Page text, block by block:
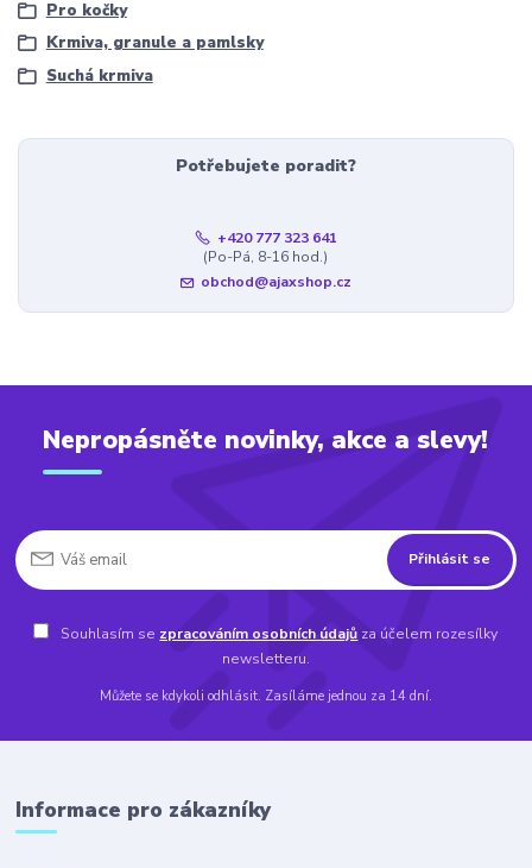
Pro kočky
Krmiva, granule a pamlsky
Suchá krmiva
Potřebujete poradit?
+420 777 323 641
(Po-Pá, 8-16 hod.)
obchod@ajaxshop.cz
Nepropásněte novinky, akce a slevy!
Přihlásit se
Souhlasím se zpracováním osobních údajů za účelem rozesílky
newsletteru.
Můžete se kdykoli odhlásit. Zasíláme jednou za 14 dní.
Informace pro zákazníky